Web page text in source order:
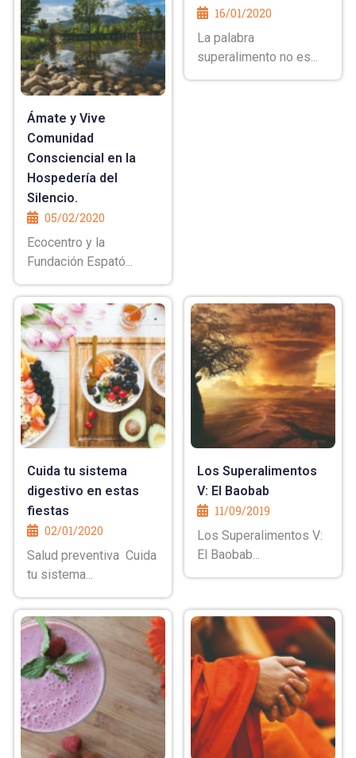
Ámate y Vive
Comunidad
Consciencial en la
Hospedería del
Silencio.
05/02/2020
Ecocentro y la
Fundación Espató...
16/01/2020
La palabra
superalimento no es...
Cuida tu sistema
digestivo en estas
fiestas
02/01/2020
Salud preventiva Cuida
tu sistema...
Los Superalimentos
V: El Baobab
11/09/2019
Los Superalimentos V:
El Baobab...